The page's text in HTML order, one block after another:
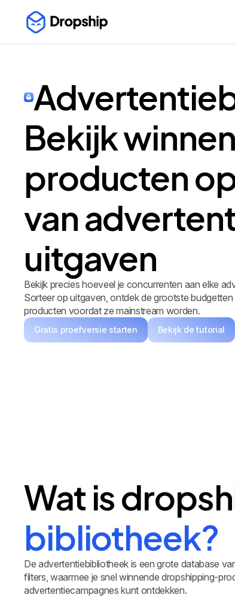
Bekijk
producten
van
uitgaven
Bekijk precies hoeveel je concurrenten aan elke
Sorteer op uitgaven, ontdek de grootste
producten voordat ze mainstream worden.
Gratis proefversie starten Bekijk de tutorial
Wat is
bibliotheek?
De advertentiebibliotheek is een grote database
filters, waarmee je snel winnende dropshipping-
advertentiecampagnes kunt ontdekken.